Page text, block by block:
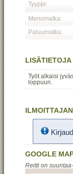
Tyyppi:
Menomatka:
Paluumatka:
LISÄTIETOJA
Työt alkaisi
loppuun.
GOOGLE
Reitti on